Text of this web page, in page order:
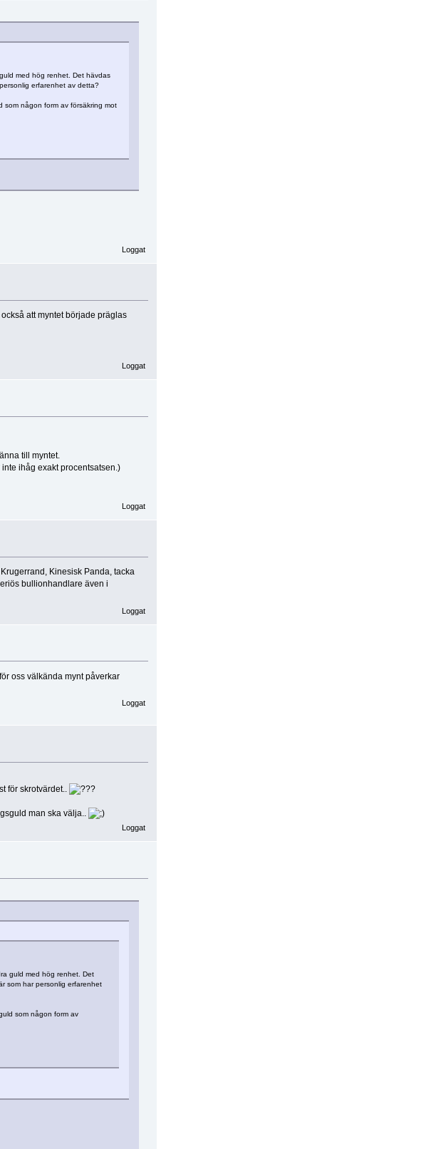
med hög renhet. Det hävdas
erfarenhet av detta?
som någon form av försäkring mot
Loggat
att myntet började präglas
Loggat
till myntet.
ihåg exakt procentsatsen.)
Loggat
Kinesisk Panda, tacka
bullionhandlare även i
Loggat
oss välkända mynt påverkar
Loggat
för skrotvärdet..
man ska välja..
Loggat
guld med hög renhet. Det
som har personlig erfarenhet
som någon form av